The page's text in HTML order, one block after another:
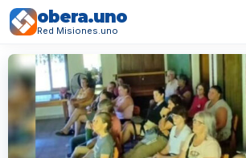
obera.uno
Red Misiones.uno